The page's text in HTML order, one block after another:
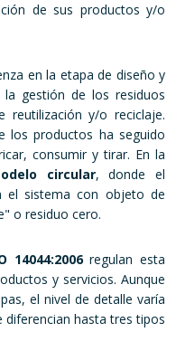
de sus productos y/o
en la etapa de diseño y
gestión de los residuos
reutilización y/o reciclaje.
los productos ha seguido
consumir y tirar. En la
circular, donde el
el sistema con objeto de
o residuo cero.
14044:2006regulan esta
y servicios. Aunque
el nivel de detalle varía
hasta tres tipos